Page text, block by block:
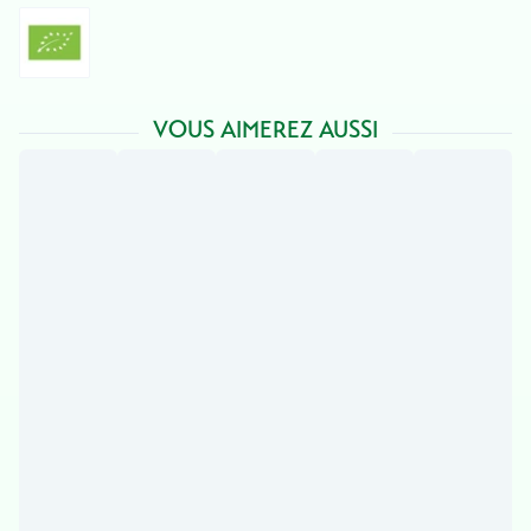
VOUS AIMEREZ AUSSI